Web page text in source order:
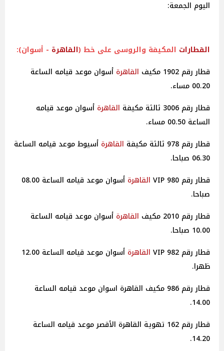
اليوم الجمعة:
القطارات المكيفة والروسى على خط (القاهرة - أسوان):
قطار رقم 1902 مكيف
القاهرة أسوان موعد قيامه الساعة
00.20 مساء.
قطار رقم 3006 ثالثة مكيفة
القاهرة أسوان موعد قيامه
الساعة 00.50 مساء.
قطار رقم 978 ثالثة مكيفة
القاهرة أسيوط موعد قيامه الساعة
06.30 صباحا.
قطار رقم 980 VIP
القاهرة
أسوان موعد قيامه الساعة 08.00
صباحا.
قطار رقم 2010 مكيف
القاهرة أسوان موعد قيامه الساعة
10.00 صباحا.
قطار رقم 982 VIP
القاهرة
أسوان موعد قيامه الساعة 12.00
ظهرا.
قطار رقم 986 مكيف القاهرة اسوان موعد قيامه الساعة
14.00.
قطار رقم 162 تهوية القاهرة الأقصر موعد قيامه الساعة
14.20.